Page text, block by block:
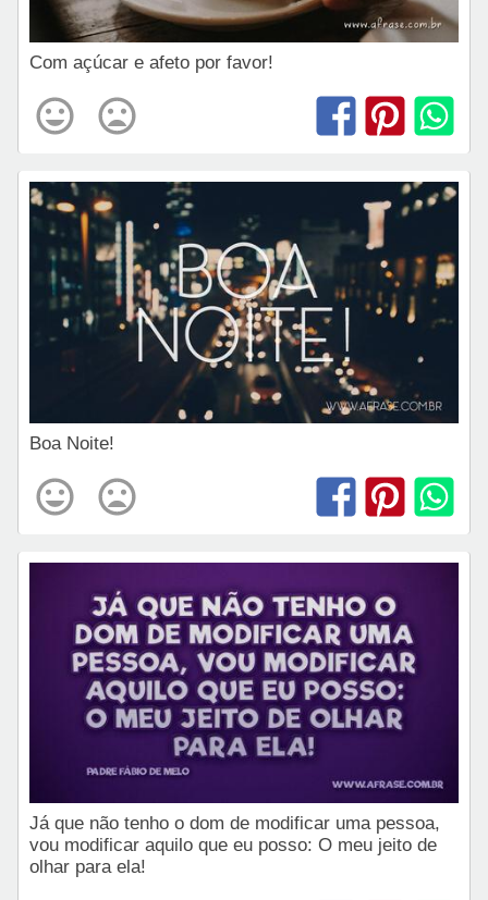
Com açúcar e afeto por favor!
Boa Noite!
Já que não tenho o dom de modificar uma pessoa,
vou modificar aquilo que eu posso: O meu jeito de
olhar para ela!